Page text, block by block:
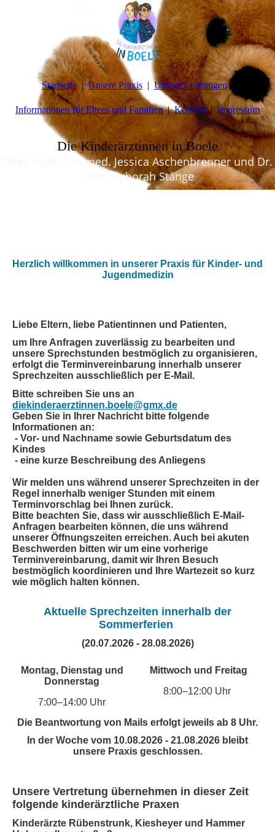
Startseite Unsere Praxis Unsere Leistungen
Informationen für Eltern und Familien Kontakt Impressum
Die Kinderärztinnen in Boele
Dilek Aydin, Dr. med. Jessica Aschenbrenner und Dr.
med. Deborah Stange
Herzlich willkommen in unserer Praxis für Kinder- und
Jugendmedizin
Liebe Eltern, liebe Patientinnen und Patienten,
um Ihre Anfragen zuverlässig zu bearbeiten und
unsere Sprechstunden bestmöglich zu organisieren,
erfolgt die Terminvereinbarung innerhalb unserer
Sprechzeiten ausschließlich per E-Mail.
Bitte schreiben Sie uns an
diekinderaerztinnen.boele@gmx.de
Geben Sie in Ihrer Nachricht bitte folgende
Informationen an:
- Vor- und Nachname sowie Geburtsdatum des
Kindes
- eine kurze Beschreibung des Anliegens
Wir melden uns während unserer Sprechzeiten in der
Regel innerhalb weniger Stunden mit einem
Terminvorschlag bei Ihnen zurück.
Bitte beachten Sie, dass wir ausschließlich E-Mail-
Anfragen bearbeiten können, die uns während
unserer Öffnungszeiten erreichen. Auch bei akuten
Beschwerden bitten wir um eine vorherige
Terminvereinbarung, damit wir Ihren Besuch
bestmöglich koordinieren und Ihre Wartezeit so kurz
wie möglich halten können.
Aktuelle Sprechzeiten innerhalb der
Sommerferien
(20.07.2026 - 28.08.2026)
Montag, Dienstag und
Donnerstag
7:00–14:00 Uhr
Mittwoch und Freitag
8:00–12:00 Uhr
Die Beantwortung von Mails erfolgt jeweils ab 8 Uhr.
In der Woche vom 10.08.2026 - 21.08.2026 bleibt
unsere Praxis geschlossen.
Unsere Vertretung übernehmen in dieser Zeit
folgende kinderärztliche Praxen
Kinderärzte Rübenstrunk, Kiesheyer und Hammer